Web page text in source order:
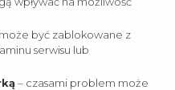
być zablokowane z
serwisu lub
– czasami problem może